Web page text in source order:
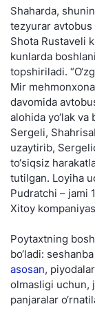
Shaharda,
tezyurar avtobus
Shota Rustaveli
kunlarda
topshiriladi.
Mir
davomida
alohida yo‘lak
Sergeli,
uzaytirib,
to‘siqsiz
tutilgan. Loyiha
Pudratchi – jami
Xitoy
Poytaxtning
bo‘ladi:
asosan,
olmasligi uchun,
panjaralar